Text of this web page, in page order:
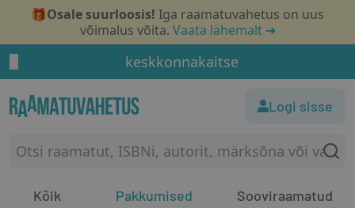
🎁Osale suurloosis! Iga raamatuvahetus on uus
võimalus võita. Vaata lähemalt ➔
keskkonnakaitse
Logi sisse
Kõik
Pakkumised
Sooviraamatud